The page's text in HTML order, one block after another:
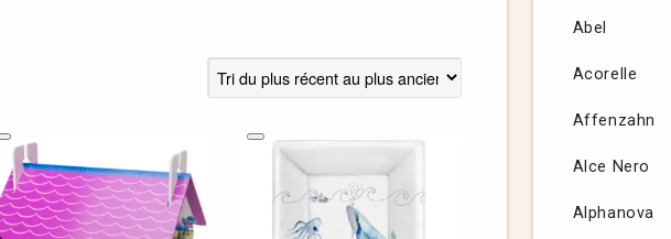
Abel
Acorelle
Affenzahn
Alce Nero
Alphanova